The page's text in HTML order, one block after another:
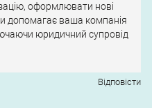
оформлювати нові
допомагає ваша компанія
юридичний супровід
Відповіcти